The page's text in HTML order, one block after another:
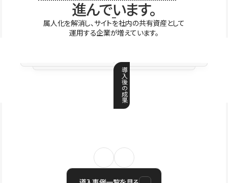
進んでいます。
属人化を解消し、サイトを社内の共有資産として
運用する企業が増えています。
導
入
後
の
成
果